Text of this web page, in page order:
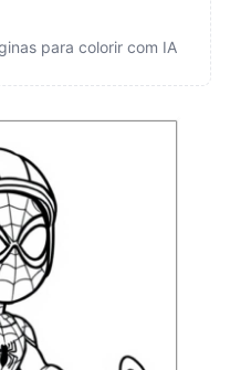
para colorir com IA